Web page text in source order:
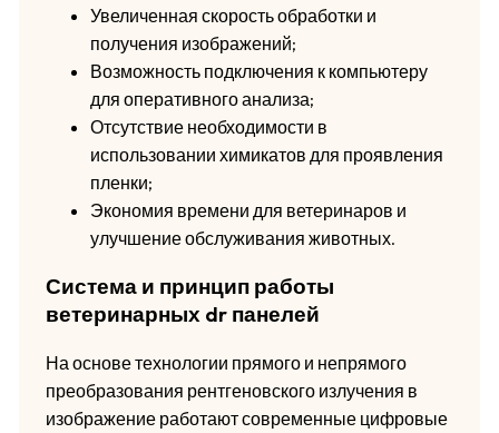
Увеличенная скорость обработки и
получения изображений;
Возможность подключения к компьютеру
для оперативного анализа;
Отсутствие необходимости в
использовании химикатов для проявления
пленки;
Экономия времени для ветеринаров и
улучшение обслуживания животных.
Система и принцип работы
ветеринарных dr панелей
На основе технологии прямого и непрямого
преобразования рентгеновского излучения в
изображение работают современные цифровые